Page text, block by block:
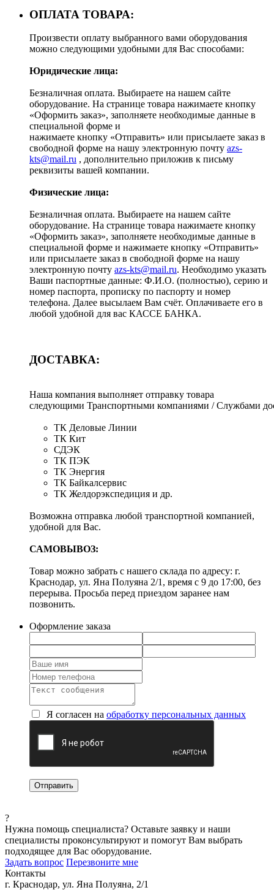
ОПЛАТА ТОВАРА:
Произвести оплату выбранного вами оборудования
можно следующими удобными для Вас способами:
Юридические лица:
Безналичная оплата. Выбираете на нашем сайте
оборудование. На странице товара нажимаете кнопку
«Оформить заказ», заполняете необходимые данные в
специальной форме и
нажимаете кнопку «Отправить» или присылаете заказ в
свободной форме на нашу электронную почту azs-
kts@mail.ru , дополнительно приложив к письму
реквизиты вашей компании.
Физические лица:
Безналичная оплата. Выбираете на нашем сайте
оборудование. На странице товара нажимаете кнопку
«Оформить заказ», заполняете необходимые данные в
специальной форме и нажимаете кнопку «Отправить»
или присылаете заказ в свободной форме на нашу
электронную почту azs-kts@mail.ru. Необходимо указать
Ваши паспортные данные: Ф.И.О. (полностью), серию и
номер паспорта, прописку по паспорту и номер
телефона. Далее высылаем Вам счёт. Оплачиваете его в
любой удобной для вас КАССЕ БАНКА.
ДОСТАВКА:
Наша компания выполняет отправку товара
следующими Транспортными компаниями / Службами
ТК Деловые Линии
ТК Кит
СДЭК
ТК ПЭК
ТК Энергия
ТК Байкалсервис
ТК Желдорэкспедиция и др.
Возможна отправка любой транспортной компанией,
удобной для Вас.
САМОВЫВОЗ:
Товар можно забрать с нашего склада по адресу: г.
Краснодар, ул. Яна Полуяна 2/1, время с 9 до 17:00, без
перерыва. Просьба перед приездом заранее нам
позвонить.
Оформление заказа
Я согласен на обработку персональных данных
?
Нужна помощь специалиста? Оставьте заявку и наши
специалисты проконсультируют и помогут Вам выбрать
подходящее для Вас оборудование.
Задать вопрос Перезвоните мне
Контакты
г. Краснодар, ул. Яна Полуяна, 2/1